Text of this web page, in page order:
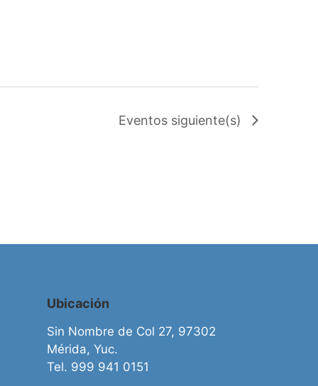
Eventos siguiente(s)
Ubicación
Sin Nombre de Col 27, 97302
Mérida, Yuc.
Tel. 999 941 0151